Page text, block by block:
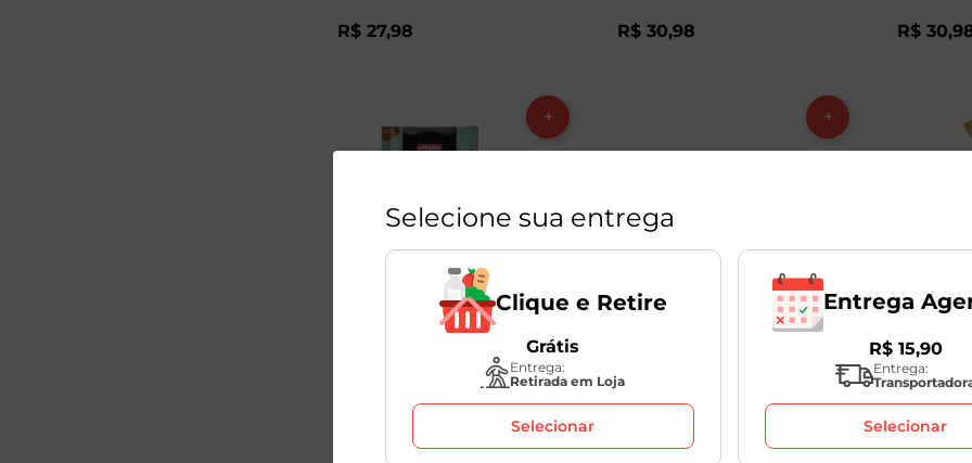
R$ 27,98 R$ 30,98 R$ 30,
Farinha de Arroz Sem
Cookies Double Choco
1
R$ 14,49
Glúten
1 Unidade
Selecione sua entrega
Clique e Retire
Grátis
Entrega:
Retirada em Loja
Selecionar
Entrega
R$ 15,90
Entrega:
Selecionar